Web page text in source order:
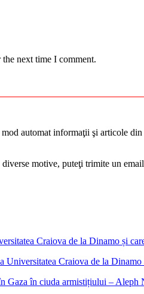
next time I comment.
automat informaţii şi articole
motive, puteţi trimite un
Craiova de la